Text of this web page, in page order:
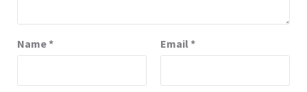
Name* Email *